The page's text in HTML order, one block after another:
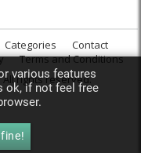
Categories
Contact
Terms and Conditions
All rights reserved.
various features
ok, if not feel free